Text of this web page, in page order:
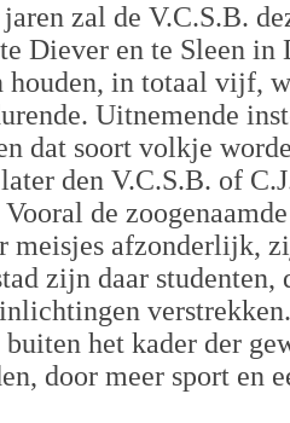
zal de V.C.S.B.
Diever en te Sleen in
houden, in totaal vijf,
Uitnemende
dat soort volkje
den V.C.S.B. of
de
meisjes afzonderlijk,
zijn daar
het kader der
door meer sport en